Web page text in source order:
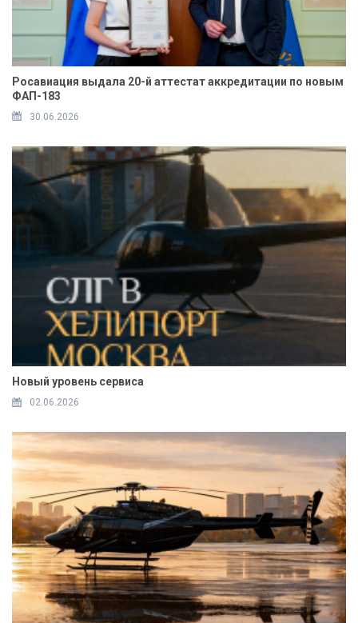
Росавиация выдала 20-й аттестат аккредитации по новым
ФАП-183
30.06.2026
Новый уровень сервиса
02.06.2026